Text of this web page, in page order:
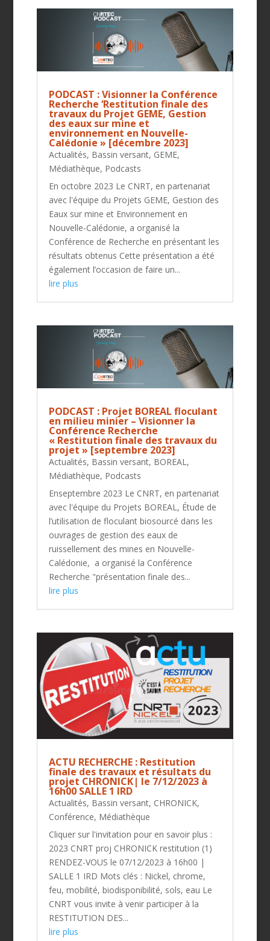
PODCAST : Visionner la Conférence
Recherche ‘Restitution finale des
travaux du Projet GEME, Gestion
des eaux sur mine et
environnement en Nouvelle-
Calédonie » [décembre 2023]
Actualités, Bassin versant, GEME,
Médiathèque, Podcasts
En octobre 2023 Le CNRT, en partenariat
avec l'équipe du Projets GEME, Gestion des
Eaux sur mine et Environnement en
Nouvelle-Calédonie, a organisé la
Conférence de Recherche en présentant les
résultats obtenus Cette présentation a été
également l’occasion de faire un...
lire plus
PODCAST : Projet BOREAL floculant
en milieu minier – Visionner la
Conférence Recherche
« Restitution finale des travaux du
projet » [septembre 2023]
Actualités, Bassin versant, BOREAL,
Médiathèque, Podcasts
Enseptembre 2023 Le CNRT, en partenariat
avec l'équipe du Projets BOREAL, Étude de
l’utilisation de floculant biosourcé dans les
ouvrages de gestion des eaux de
ruissellement des mines en Nouvelle-
Calédonie, a organisé la Conférence
Recherche "présentation finale des...
lire plus
ACTU RECHERCHE : Restitution
finale des travaux et résultats du
projet CHRONICK| le 7/12/2023 à
16h00 SALLE 1 IRD
Actualités, Bassin versant, CHRONICK,
Conférence, Médiathèque
Cliquer sur l'invitation pour en savoir plus :
2023 CNRT proj CHRONICK restitution (1)
RENDEZ-VOUS le 07/12/2023 à 16h00 |
SALLE 1 IRD Mots clés : Nickel, chrome,
feu, mobilité, biodisponibilité, sols, eau Le
CNRT vous invite à venir participer à la
RESTITUTION DES...
lire plus